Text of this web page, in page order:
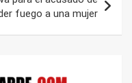
fuego a una mujer